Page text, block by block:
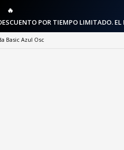
🔥
POR TIEMPO LIMITADO.
Basic Azul Osc